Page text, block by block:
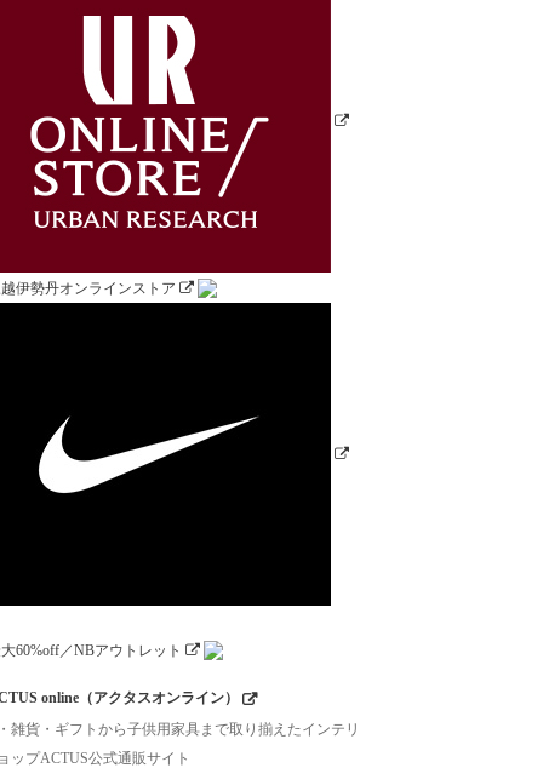
online（アクタスオンライン）
雑貨・ギフトから子供用家具まで取り揃えたインテリ
ップACTUS公式通販サイト